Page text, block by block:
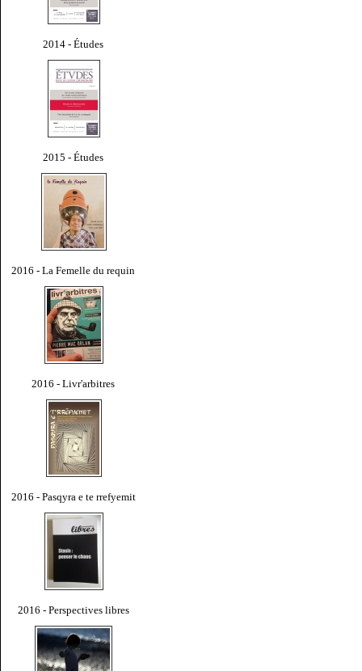
2014 - Études
2015 - Études
2016 - La Femelle du requin
2016 - Livr'arbitres
2016 - Pasqyra e te rrefyemit
2016 - Perspectives libres